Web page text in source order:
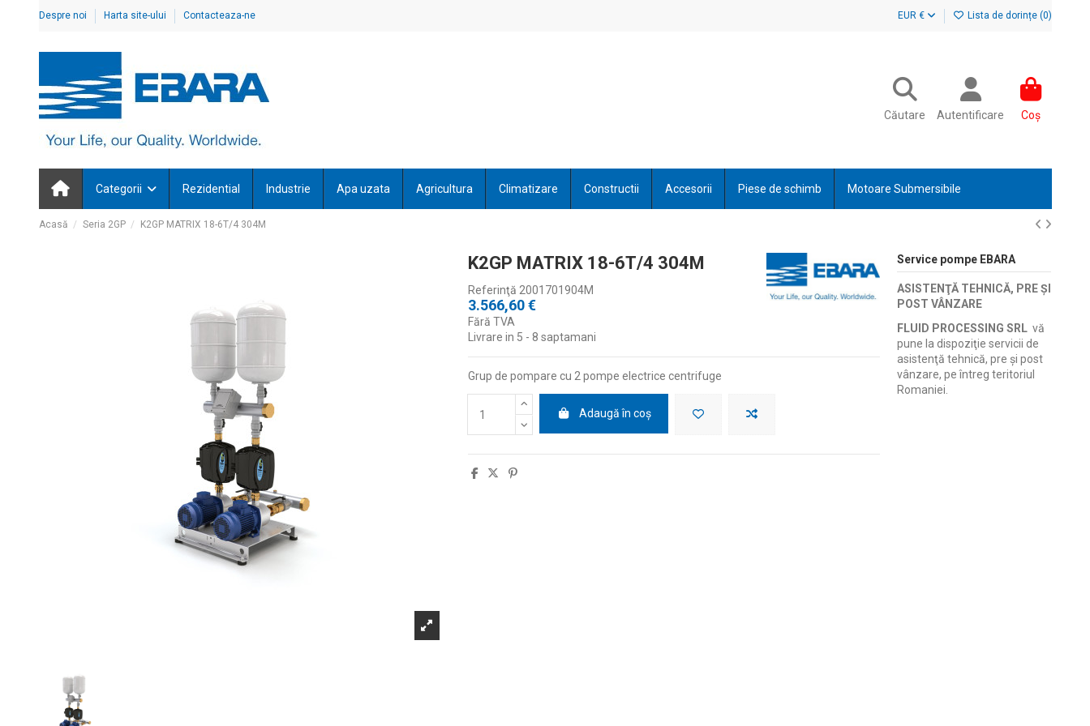
Despre noi Harta site-ului Contacteaza-ne EUR € Lista de dorințe (0)
Căutare Autentificare Coș
Categorii Rezidential Industrie Apa uzata Agricultura Climatizare Constructii Accesorii Piese de schimb Motoare Submersibile
Acasă Seria 2GP K2GP MATRIX 18-6T/4 304M
K2GP MATRIX 18-6T/4 304M
Referinţă 2001701904M
3.566,60 €
Fără TVA
Livrare in 5 - 8 saptamani
Grup de pompare cu 2 pompe electrice centrifuge
Adaugă în coș
Service pompe EBARA
ASISTENŢĂ TEHNICĂ, PRE ŞI
POST VÂNZARE
FLUID PROCESSING SRLvă
pune la dispoziţie servicii de
asistenţă tehnică, pre şi post
vânzare, pe întreg teritoriul
Romaniei.